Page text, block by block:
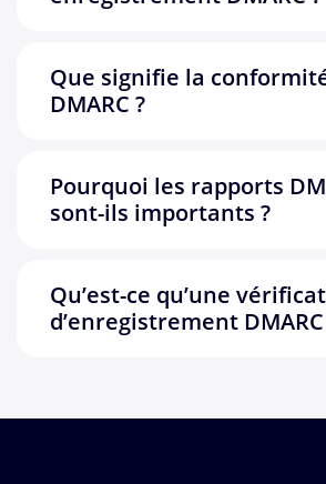
Que signifie la
DMARC ?
Pourquoi les rapports
sont-ils importants ?
Qu’est-ce qu’une
d’enregistrement DMARC